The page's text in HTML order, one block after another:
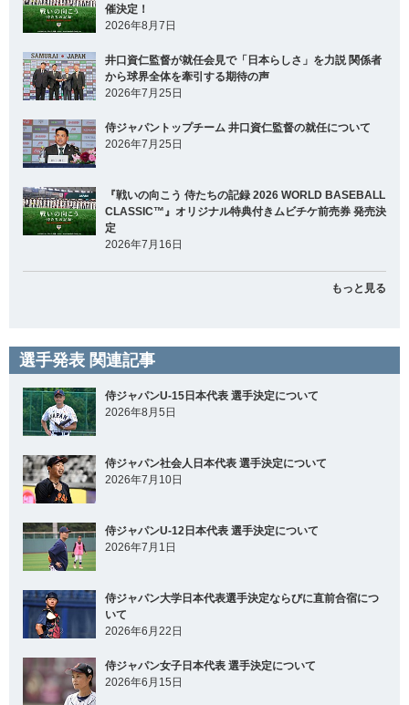
催決定！
2026年8月7日
井口資仁監督が就任会見で「日本らしさ」を力説 関係者
から球界全体を牽引する期待の声
2026年7月25日
侍ジャパントップチーム 井口資仁監督の就任について
2026年7月25日
『戦いの向こう 侍たちの記録 2026 WORLD BASEBALL
CLASSIC™』オリジナル特典付きムビチケ前売券 発売決
定
2026年7月16日
もっと見る
選手発表 関連記事
侍ジャパンU-15日本代表 選手決定について
2026年8月5日
侍ジャパン社会人日本代表 選手決定について
2026年7月10日
侍ジャパンU-12日本代表 選手決定について
2026年7月1日
侍ジャパン大学日本代表選手決定ならびに直前合宿につ
いて
2026年6月22日
侍ジャパン女子日本代表 選手決定について
2026年6月15日